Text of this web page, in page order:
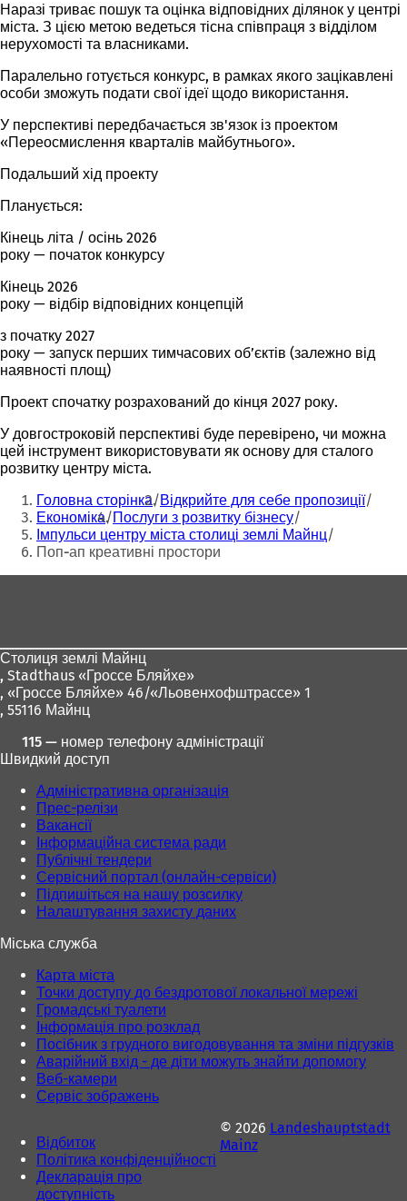
Наразі триває пошук та оцінка відповідних ділянок у центрі
міста. З цією метою ведеться тісна співпраця з відділом
нерухомості та власниками.
Паралельно готується конкурс, в рамках якого зацікавлені
особи зможуть подати свої ідеї щодо використання.
У перспективі передбачається зв'язок із проектом
«Переосмислення кварталів майбутнього».
Подальший хід проекту
Планується:
Кінець літа / осінь 2026
року — початок конкурсу
Кінець 2026
року — відбір відповідних концепцій
з початку 2027
року — запуск перших тимчасових об’єктів (залежно від
наявності площ)
Проект спочатку розрахований до кінця 2027 року.
У довгостроковій перспективі буде перевірено, чи можна
цей інструмент використовувати як основу для сталого
розвитку центру міста.
Ти
тут:
Головна сторінка Відкрийте для себе пропозиції
Економіка Послуги з розвитку бізнесу
Імпульси центру міста столиці землі Майнц
Поп-ап креативні простори
Столиця землі Майнц
, Stadthaus «Гроссе Бляйхе»
, «Гроссе Бляйхе» 46/«Льовенхофштрассе» 1
, 55116 Майнц
115 — номер телефону адміністрації
Швидкий доступ
Адміністративна організація
Прес-релізи
Вакансії
Інформаційна система ради
Публічні тендери
Сервісний портал (онлайн-сервіси)
Підпишіться на нашу розсилку
Налаштування захисту даних
Міська служба
Карта міста
Точки доступу до бездротової локальної мережі
Громадські туалети
Інформація про розклад
Посібник з грудного вигодовування та зміни підгузків
Аварійний вхід - де діти можуть знайти допомогу
Веб-камери
Сервіс зображень
Відбиток
Політика конфіденційності
Декларація про
доступність
© 2026 Landeshauptstadt
Mainz